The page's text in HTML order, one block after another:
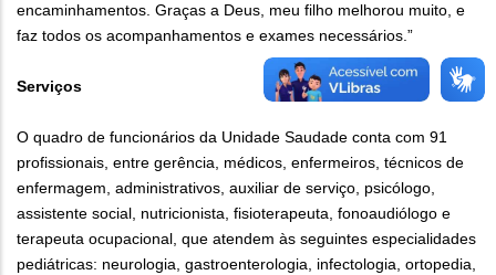
encaminhamentos. Graças a Deus, meu filho melhorou muito, e
faz todos os acompanhamentos e exames necessários.”
Serviços
O quadro de funcionários da Unidade Saudade conta com 91
profissionais, entre gerência, médicos, enfermeiros, técnicos de
enfermagem, administrativos, auxiliar de serviço, psicólogo,
assistente social, nutricionista, fisioterapeuta, fonoaudiólogo e
terapeuta ocupacional, que atendem às seguintes especialidades
pediátricas: neurologia, gastroenterologia, infectologia, ortopedia,